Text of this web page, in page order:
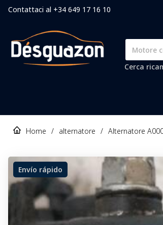
Contattaci al +34 649 17 16 10
Cerca
Home / alternatore / Alternatore
Envío rápido